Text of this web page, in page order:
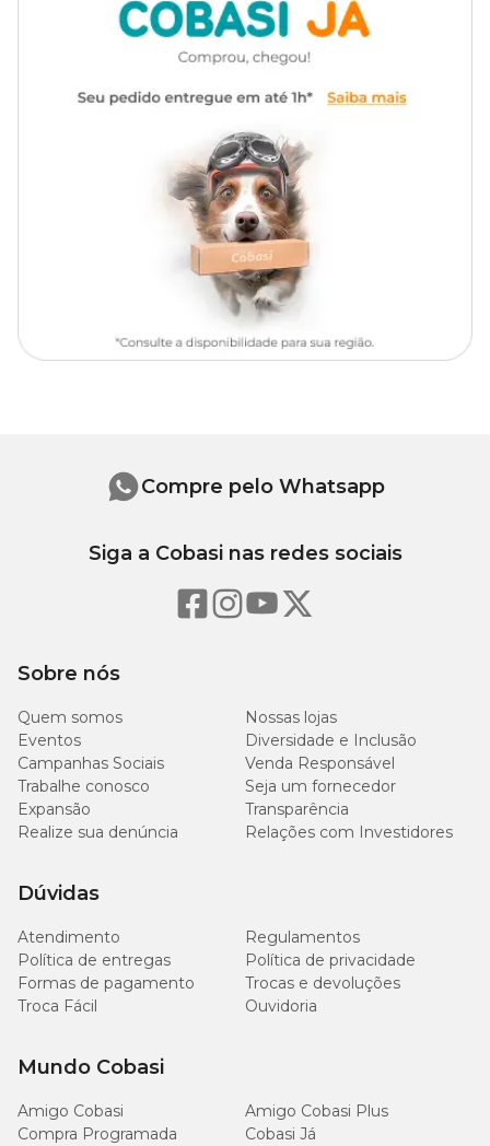
Borrife o produto nas patas e pelagem do pet e use um algodão ou
A secagem do all Pata é rápida.
Evite aplicar na região dos olhos e focinho.
Água purificada, álcool de cereais, agente germicida ASSEP3,
proteína hidratante, fragrância e conservante.
Sobre nós
Quem somos
Nossas lojas
Eventos
Diversidade e Inclusão
Campanhas Sociais
Venda Responsável
Trabalhe conosco
Seja um fornecedor
Expansão
Transparência
Realize sua denúncia
Relações com Investidores
Dúvidas
Atendimento
Regulamentos
Política de entregas
Política de privacidade
Formas de pagamento
Trocas e devoluções
Troca Fácil
Ouvidoria
Mundo Cobasi
Amigo Cobasi
Amigo Cobasi Plus
Compra Programada
Cobasi Já
Compre pelo Whatsapp
Siga a Cobasi nas redes sociais